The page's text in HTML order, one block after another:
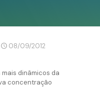
08/09/2012
mais dinâmicos da
concentração